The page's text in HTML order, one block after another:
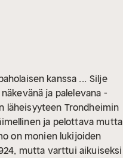
kanssa ... Silje
ja palelevana -
läheisyyteen Trondheimin
ja pelottava mutta
on monien lukijoiden
mutta varttui aikuiseksi